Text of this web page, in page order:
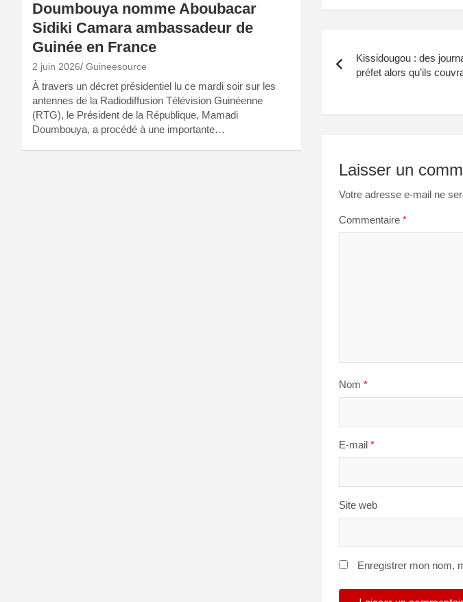
de
Kissidougou : des
préfet alors qu’ils
Laisser un
Votre adresse e-mail ne
Commentaire *
Nom *
E-mail *
Site web
Enregistrer mon nom,
Doumbouya nomme Aboubacar
Sidiki Camara ambassadeur de
Guinée en France
2 juin 2026 Guineesource
À travers un décret présidentiel lu ce mardi soir sur les
antennes de la Radiodiffusion Télévision Guinéenne
(RTG), le Président de la République, Mamadi
Doumbouya, a procédé à une importante…